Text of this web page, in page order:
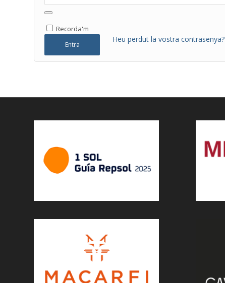
Recorda'm
Entra
Heu perdut la vostra contrasenya?